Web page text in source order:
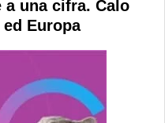
a una cifra. Calo
Europa